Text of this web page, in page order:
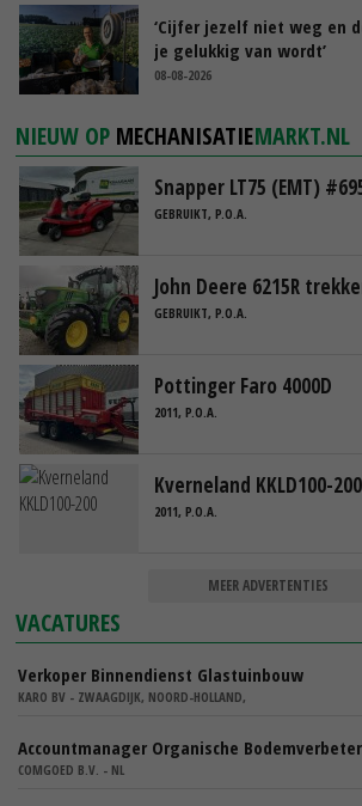
‘Cijfer jezelf niet weg en
je gelukkig van wordt’
08-08-2026
NIEUW OP MECHANISATIEMARKT.NL
Snapper LT75 (EMT)
GEBRUIKT, P.O.A.
John Deere 6215R
GEBRUIKT, P.O.A.
Pottinger Faro 4000D
2011, P.O.A.
Kverneland KKLD100-200
2011, P.O.A.
MEER ADVERTENTIES
VACATURES
Verkoper Binnendienst Glastuinbouw
KARO BV - ZWAAGDIJK, NOORD-HOLLAND,
Accountmanager Organische
COMGOED B.V. - NL